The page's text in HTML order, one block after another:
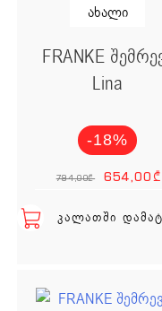
ახალი
FRANKE
Lina
-18%
794,00
₾ 654,00
₾
ᲙᲐᲚᲐᲗᲨᲘ